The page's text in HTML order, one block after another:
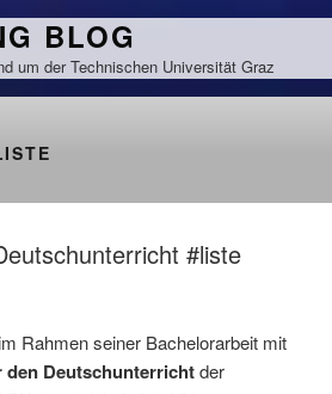
BLOG
um der Technischen Universität Graz
#liste
Rahmen seiner Bachelorarbeit mit
den Deutschunterrichtder